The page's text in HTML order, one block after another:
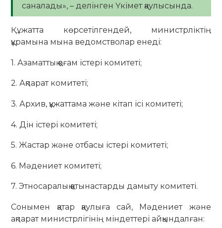
саналады», – делінген Үкімет қаулысында.
Құжатта көрсетілгендей, министрліктің
құрамына мына ведомстволар енеді:
1. Азаматтық қоғам істері комитеті;
2. Ақпарат комитеті;
3. Архив, құжаттама және кітап ісі комитеті;
4. Дін істері комитеті;
5. Жастар және отбасы істері комитеті;
6. Мәдениет комитеті;
7. Этносаралық қатынастарды дамыту комитеті.
Сонымен қатар қаулыға сай, Мәдениет және
ақпарат министрлігінің міндеттері айқындалған: